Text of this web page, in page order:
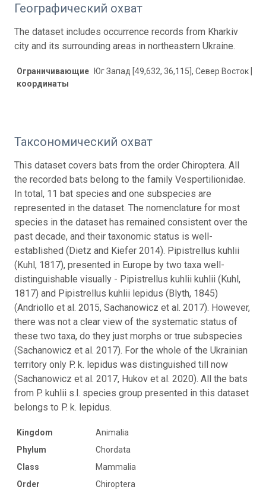
Географический охват
The dataset includes occurrence records from Kharkiv
city and its surrounding areas in northeastern Ukraine.
Ограничивающие
координаты
Юг Запад [49,632, 36,115], Север Восток
Таксономический охват
This dataset covers bats from the order Chiroptera. All
the recorded bats belong to the family Vespertilionidae.
In total, 11 bat species and one subspecies are
represented in the dataset. The nomenclature for most
species in the dataset has remained consistent over the
past decade, and their taxonomic status is well-
established (Dietz and Kiefer 2014). Pipistrellus kuhlii
(Kuhl, 1817), presented in Europe by two taxa well-
distinguishable visually - Pipistrellus kuhlii kuhlii (Kuhl,
1817) and Pipistrellus kuhlii lepidus (Blyth, 1845)
(Andriollo et al. 2015, Sachanowicz et al. 2017). However,
there was not a clear view of the systematic status of
these two taxa, do they just morphs or true subspecies
(Sachanowicz et al. 2017). For the whole of the Ukrainian
territory only P. k. lepidus was distinguished till now
(Sachanowicz et al. 2017, Hukov et al. 2020). All the bats
from P. kuhlii s.l. species group presented in this dataset
belongs to P. k. lepidus.
Kingdom
Animalia
Phylum
Chordata
Class
Mammalia
Order
Chiroptera